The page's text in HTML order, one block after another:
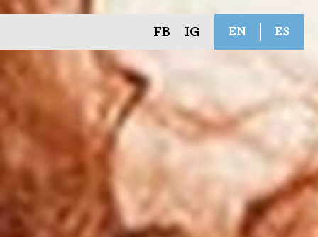
FB IG EN ES